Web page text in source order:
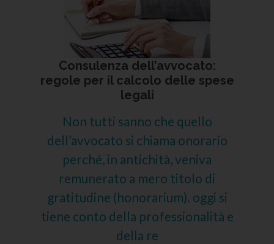
Consulenza dell’avvocato:
regole per il calcolo delle spese
legali
Non tutti sanno che quello
dell’avvocato si chiama onorario
perché, in antichità, veniva
remunerato a mero titolo di
gratitudine (honorarium). oggi si
tiene conto della professionalità e
della re